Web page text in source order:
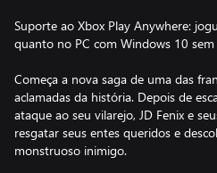
Suporte ao Xbox Play Anywhere:
quanto no PC com Windows 10
Começa a nova saga de uma das
aclamadas da história. Depois de
ataque ao seu vilarejo, JD Fenix e
resgatar seus entes queridos e
monstruoso inimigo.